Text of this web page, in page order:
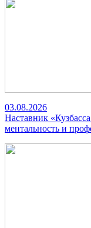
03.08.2026
Наставник
ментальность и